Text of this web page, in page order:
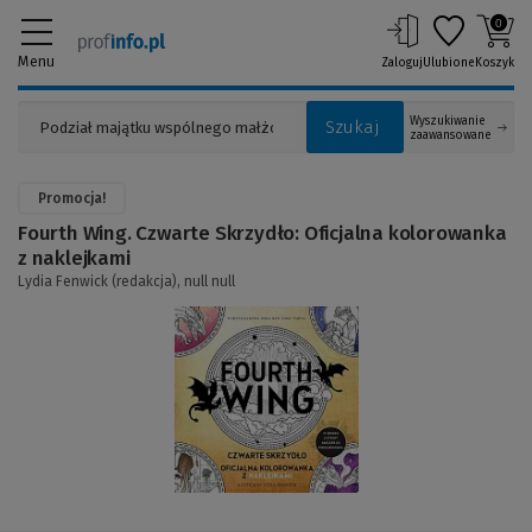
Menu
Szukaj
Wyszukiwanie
zaawansowane
ZalogujUlubione
0
Koszyk
Promocja!
(Link
do
innej
Fourth Wing. Czwarte Skrzydło: Oficjalna kolorowanka
z naklejkami
Lydia Fenwick (redakcja), null null